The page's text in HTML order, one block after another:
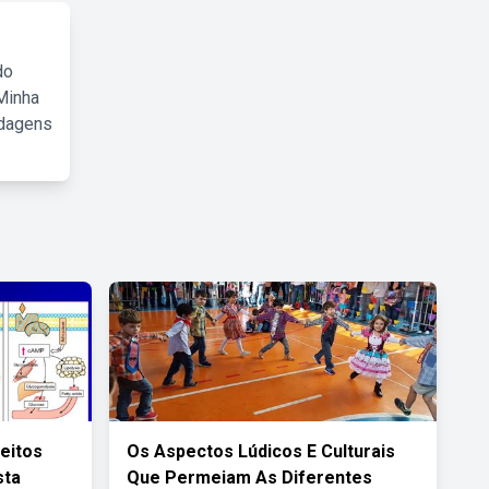
Os Aspectos Lúdicos E Culturais
Que Permeiam As Diferentes